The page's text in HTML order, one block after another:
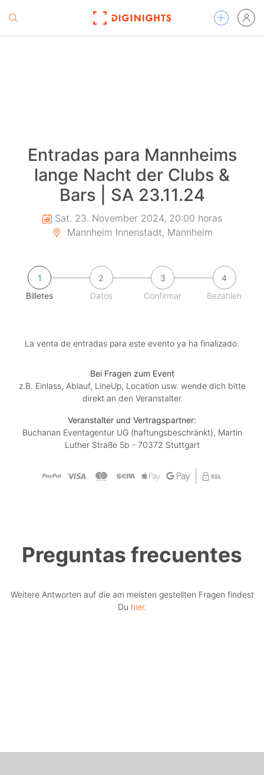
Entradas para Mannheims
lange Nacht der Clubs &
Bars | SA 23.11.24
Sat. 23. November 2024, 20:00 horas
Mannheim Innenstadt, Mannheim
1
Billetes
2
Datos
3
Confirmar
4
Bezahlen
La venta de entradas para este evento ya ha finalizado.
Bei Fragen zum Event
z.B. Einlass, Ablauf, LineUp, Location usw. wende dich bitte
direkt an den Veranstalter
Veranstalter und Vertragspartner:
Buchanan Eventagentur UG (haftungsbeschränkt), Martin
Luther Straße 5b - 70372 Stuttgart
Preguntas frecuentes
Weitere Antworten auf die am meisten gestellten Fragen findest
Du hier.